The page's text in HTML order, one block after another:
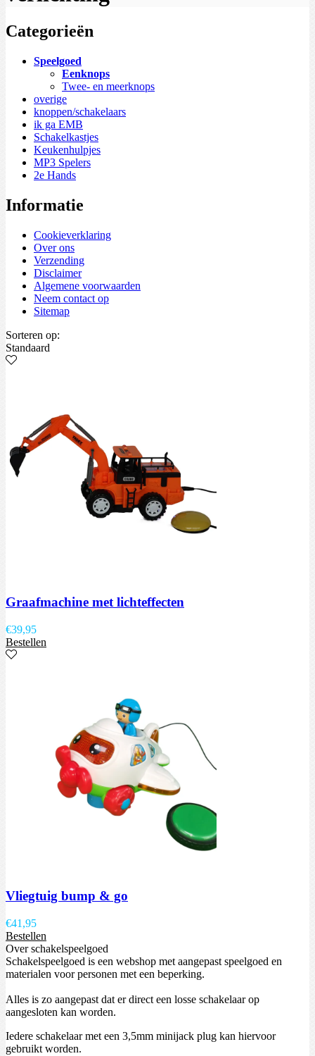
Categorieën
Speelgoed
Eenknops
Twee- en meerknops
overige
knoppen/schakelaars
ik ga EMB
Schakelkastjes
Keukenhulpjes
MP3 Spelers
2e Hands
Informatie
Cookieverklaring
Over ons
Verzending
Disclaimer
Algemene voorwaarden
Neem contact op
Sitemap
Sorteren op:
Standaard
Graafmachine met lichteffecten
€39,95
Bestellen
Vliegtuig bump & go
€41,95
Bestellen
Over schakelspeelgoed
Schakelspeelgoed is een webshop met aangepast speelgoed en
materialen voor personen met een beperking.
Alles is zo aangepast dat er direct een losse schakelaar op
aangesloten kan worden.
Iedere schakelaar met een 3,5mm minijack plug kan hiervoor
gebruikt worden.